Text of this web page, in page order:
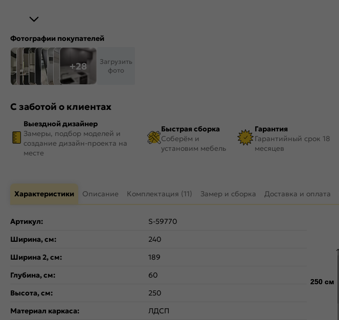
Фотографии покупателей
+28
Загрузить
фото
С заботой о клиентах
Выездной дизайнер
Замеры, подбор моделей и
создание дизайн-проекта на
месте
Быстрая сборка
Соберём и
установим мебель
Гарантия
Гарантийный срок 18
месяцев
Характеристики Описание Комплектация (11) Замер и сборка Доставка и оплата
Артикул:
S-59770
Ширина, см:
240
Ширина 2, см:
189
Глубина, см:
60
Высота, см:
250
Материал каркаса:
ЛДСП